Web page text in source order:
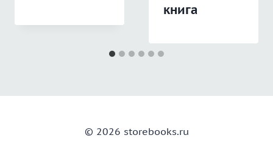
книга
© 2026 storebooks.ru